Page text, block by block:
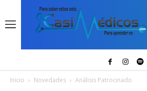
Inicio Novedades Análisis Patrocinado